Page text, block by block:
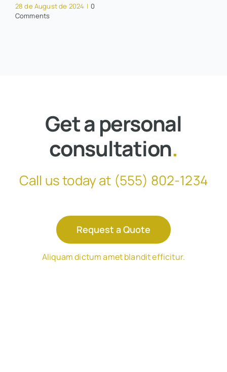
28 de August de 2024 | 0
Comments
Get a personal
consultation.
Call us today at (555) 802-1234
Request a Quote
Aliquam dictum amet blandit efficitur.